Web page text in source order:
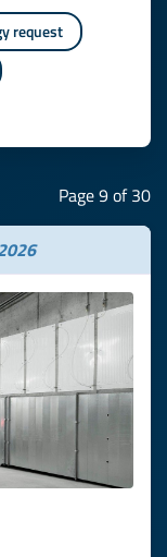
request
Page 9 of 30